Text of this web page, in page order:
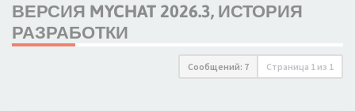
ВЕРСИЯ MYCHAT 2026.3, ИСТОРИЯ
РАЗРАБОТКИ
Сообщений: 7 Страница 1 из 1